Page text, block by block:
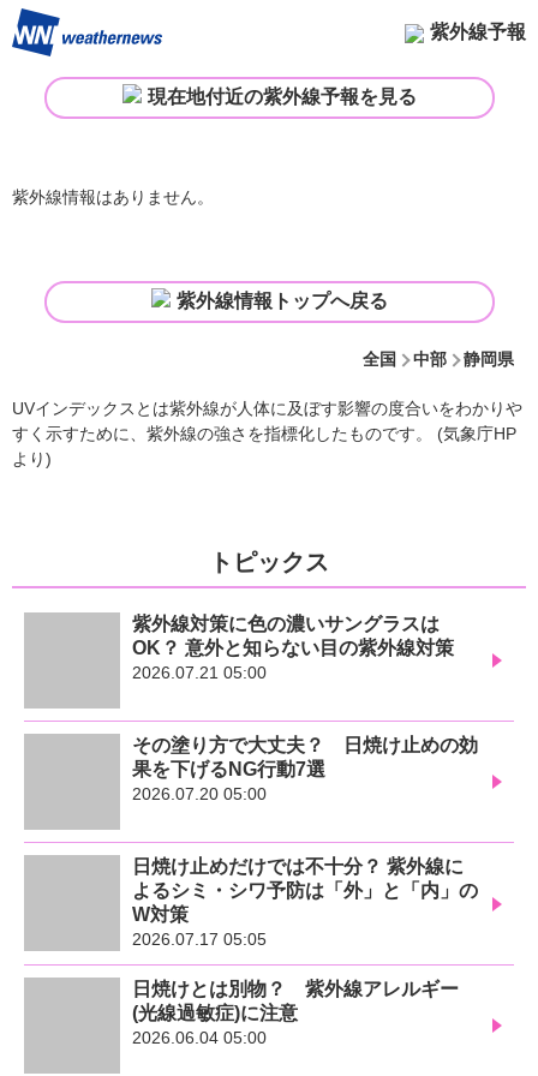
紫外線予報
現在地付近の紫外線予報を見る
紫外線情報はありません。
紫外線情報トップへ戻る
全国 中部 静岡県
UVインデックスとは紫外線が人体に及ぼす影響の度合いをわかりや
すく示すために、紫外線の強さを指標化したものです。 (気象庁HP
より)
トピックス
紫外線対策に色の濃いサングラスは
OK？ 意外と知らない目の紫外線対策
2026.07.21 05:00
その塗り方で大丈夫？ 日焼け止めの効
果を下げるNG行動7選
2026.07.20 05:00
日焼け止めだけでは不十分？ 紫外線に
よるシミ・シワ予防は「外」と「内」の
W対策
2026.07.17 05:05
日焼けとは別物？ 紫外線アレルギー
(光線過敏症)に注意
2026.06.04 05:00